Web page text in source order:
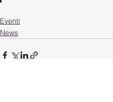
Eventi
News